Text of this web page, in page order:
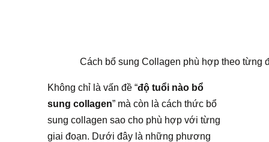
Cách bổ sung Collagen phù hợp theo từng
Không chỉ là vấn đề “độ tuổi nào bổ
sung collagen” mà còn là cách thức bổ
sung collagen sao cho phù hợp với từng
giai đoạn. Dưới đây là những phương